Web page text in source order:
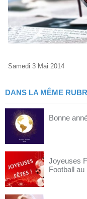
Samedi 3 Mai 2014
DANS LA MÊME
Bonne
Joyeuses
Football au